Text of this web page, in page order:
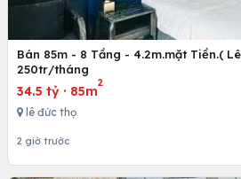
Bán 85m - 8 Tầng - 4.2m.mặt Tiền.(
250tr/tháng
34.5 tỷ · 85m
2
lê đức thọ
2 giờ trước